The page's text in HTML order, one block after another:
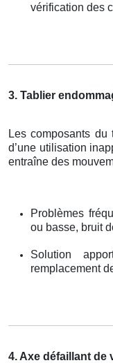
vérification des
3. Tablier
Les composants
d’une utilisation
entraîne des
Problèmes
ou basse, bruit
Solution
remplacement
4. Axe défaillant